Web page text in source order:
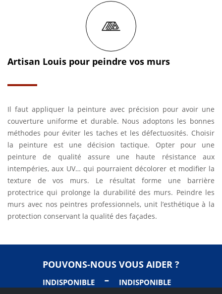
Artisan Louis pour peindre vos murs
Il faut appliquer la peinture avec précision pour avoir une
couverture uniforme et durable. Nous adoptons les bonnes
méthodes pour éviter les taches et les défectuosités. Choisir
la peinture est une décision tactique. Opter pour une
peinture de qualité assure une haute résistance aux
intempéries, aux UV… qui pourraient décolorer et modifier la
texture de vos murs. Le résultat forme une barrière
protectrice qui prolonge la durabilité des murs. Peindre les
murs avec nos peintres professionnels, unit l’esthétique à la
protection conservant la qualité des façades.
POUVONS-NOUS VOUS AIDER ?
INDISPONIBLE - INDISPONIBLE